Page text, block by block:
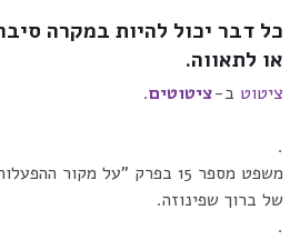
כל דבר יכול להיות במקרה
או לתאווה.
ציטוט ב-ציטוטים.
.
משפט מספר 15 בפרק "על מקור
של ברוך שפינוזה.
.